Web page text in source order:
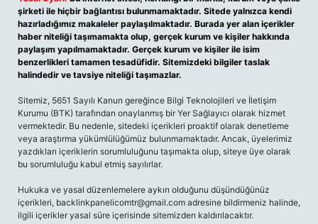
şirketi ile hiçbir bağlantısı bulunmamaktadır. Sitede yalnızca kendi
hazırladığımız makaleler paylaşılmaktadır. Burada yer alan içerikler
haber niteliği taşımamakta olup, gerçek kurum ve kişiler hakkında
paylaşım yapılmamaktadır. Gerçek kurum ve kişiler ile isim
benzerlikleri tamamen tesadüfidir. Sitemizdeki bilgiler taslak
halindedir ve tavsiye niteliği taşımazlar.
Sitemiz, 5651 Sayılı Kanun gereğince Bilgi Teknolojileri ve İletişim
Kurumu (BTK) tarafından onaylanmış bir Yer Sağlayıcı olarak hizmet
vermektedir. Bu nedenle, sitedeki içerikleri proaktif olarak denetleme
veya araştırma yükümlülüğümüz bulunmamaktadır. Ancak, üyelerimiz
yazdıkları içeriklerin sorumluluğunu taşımakta olup, siteye üye olarak
bu sorumluluğu kabul etmiş sayılırlar.
Hukuka ve yasal düzenlemelere aykırı olduğunu düşündüğünüz
içerikleri, backlinkpanelicomtr@gmail.com adresine bildirmeniz halinde,
ilgili içerikler yasal süre içerisinde sitemizden kaldırılacaktır.